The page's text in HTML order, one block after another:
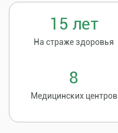
15 лет
На страже здоровья
8
Медицинских центров